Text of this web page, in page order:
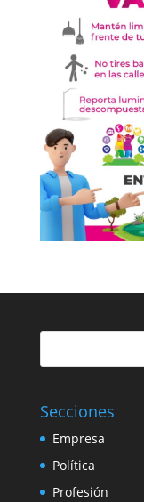
Secciones
Empresa
Política
Profesión